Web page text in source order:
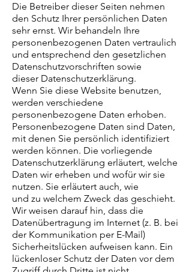
Die Betreiber dieser Seiten nehmen
den Schutz Ihrer persönlichen Daten
sehr ernst. Wir behandeln Ihre
personenbezogenen Daten vertraulich
und entsprechend den gesetzlichen
Datenschutzvorschriften sowie
dieser Datenschutzerklärung.
Wenn Sie diese Website benutzen,
werden verschiedene
personenbezogene Daten erhoben.
Personenbezogene Daten sind Daten,
mit denen Sie persönlich identifiziert
werden können. Die vorliegende
Datenschutzerklärung erläutert, welche
Daten wir erheben und wofür wir sie
nutzen. Sie erläutert auch, wie
und zu welchem Zweck das geschieht.
Wir weisen darauf hin, dass die
Datenübertragung im Internet (z. B. bei
der Kommunikation per E-Mail)
Sicherheitslücken aufweisen kann. Ein
lückenloser Schutz der Daten vor dem